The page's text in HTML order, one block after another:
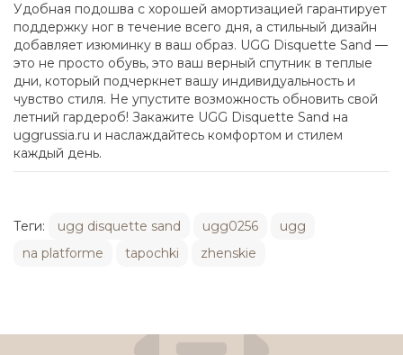
Удобная подошва с хорошей амортизацией гарантирует
поддержку ног в течение всего дня, а стильный дизайн
добавляет изюминку в ваш образ. UGG Disquette Sand —
это не просто обувь, это ваш верный спутник в теплые
дни, который подчеркнет вашу индивидуальность и
чувство стиля. Не упустите возможность обновить свой
летний гардероб! Закажите UGG Disquette Sand на
uggrussia.ru и наслаждайтесь комфортом и стилем
каждый день.
Теги: ugg disquette sand ugg0256
ugg
na platforme
tapochki zhenskie